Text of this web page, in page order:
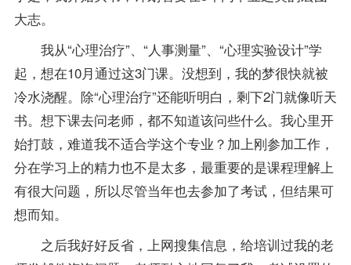
大志。
我从“心理治疗”、“人事测量”、“心理实验设计”学
起，想在10月通过这3门课。没想到，我的梦很快就被
冷水浇醒。除“心理治疗”还能听明白，剩下2门就像听天
书。想下课去问老师，都不知道该问些什么。我心里开
始打鼓，难道我不适合学这个专业？加上刚参加工作，
分在学习上的精力也不是太多，最重要的是课程理解上
有很大问题，所以尽管当年也去参加了考试，但结果可
想而知。
之后我好好反省，上网搜集信息，给培训过我的老